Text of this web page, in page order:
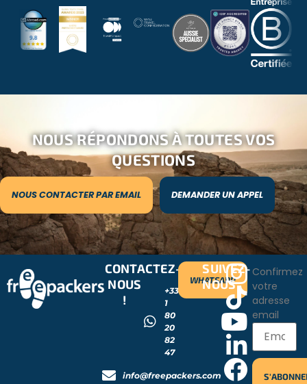
NOUS RÉPONDONS À TOUTES VOS
QUESTIONS
NOUS CONTACTER PAR EMAIL DEMANDER UN APPEL
CONTACTEZ-
NOUS
!
+33
1
80
20
82
47
info@freepackers.com
WHATSAPP
SUIVEZ-
NOUS
Confirmez
votre
adresse
email